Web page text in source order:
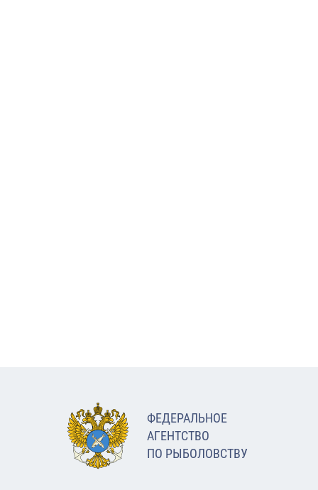
ФЕДЕРАЛЬНОЕ
АГЕНТСТВО
ПО РЫБОЛОВСТВУ